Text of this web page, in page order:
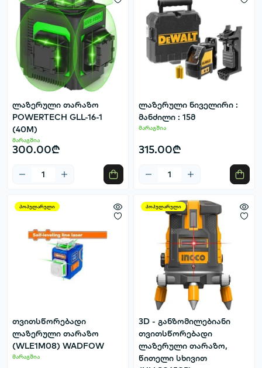
ლაზერული თარაზო
POWERTECH GLL-16-1
(40M)
მარაგშია
300.00₾
ლაზერული ნიველირი :
მანძილი : 15მ
მარაგშია
315.00₾
პოპულარული
თვითსწორებადი
ლაზერული თარაზო
(WLE1M08) WADFOW
მარაგშია
პოპულარული
3D - განზომილებიანი
თვითსწორებადი
ლაზერული თარაზო,
წითელი სხივით